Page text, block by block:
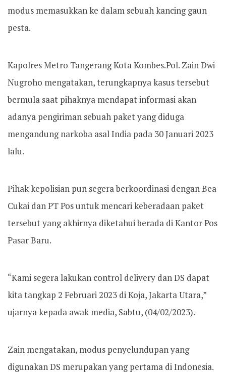
modus memasukkan ke dalam sebuah kancing gaun
pesta.
Kapolres Metro Tangerang Kota Kombes.Pol. Zain Dwi
Nugroho mengatakan, terungkapnya kasus tersebut
bermula saat pihaknya mendapat informasi akan
adanya pengiriman sebuah paket yang diduga
mengandung narkoba asal India pada 30 Januari 2023
lalu.
Pihak kepolisian pun segera berkoordinasi dengan Bea
Cukai dan PT Pos untuk mencari keberadaan paket
tersebut yang akhirnya diketahui berada di Kantor Pos
Pasar Baru.
“Kami segera lakukan control delivery dan DS dapat
kita tangkap 2 Februari 2023 di Koja, Jakarta Utara,”
ujarnya kepada awak media, Sabtu, (04/02/2023).
Zain mengatakan, modus penyelundupan yang
digunakan DS merupakan yang pertama di Indonesia.